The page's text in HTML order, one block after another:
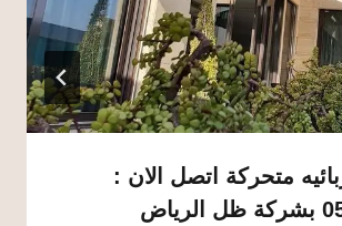
متحركة اتصل الان :